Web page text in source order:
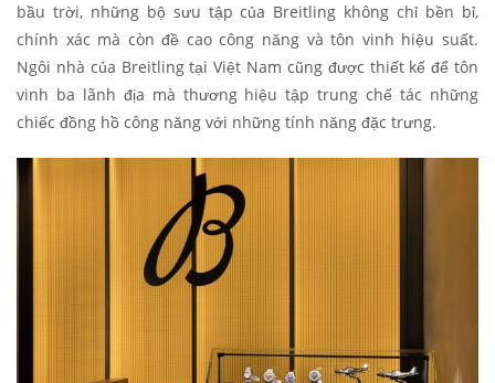
bầu trời, những bộ sưu tập của Breitling không chỉ bền bỉ,
chính xác mà còn đề cao công năng và tôn vinh hiệu suất.
Ngôi nhà của Breitling tại Việt Nam cũng được thiết kế để tôn
vinh ba lãnh địa mà thương hiệu tập trung chế tác những
chiếc đồng hồ công năng với những tính năng đặc trưng.